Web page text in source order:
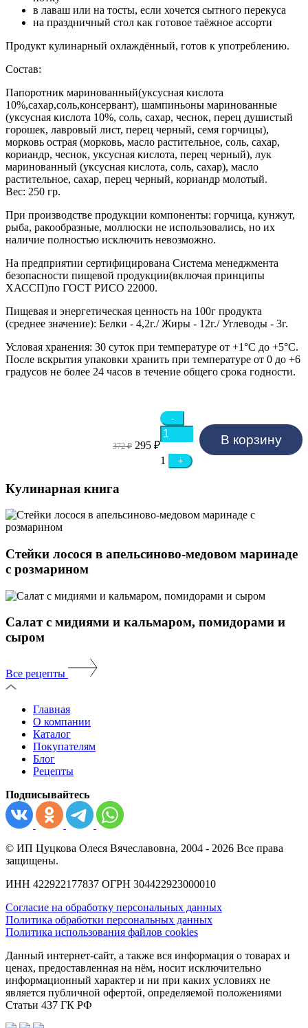
в лаваш или на тосты, если хочется сытного перекуса
на праздничный стол как готовое таёжное ассорти
Продукт кулинарный охлаждённый, готов к употреблению.
Состав:
Папоротник маринованный(уксусная кислота
10%,сахар,соль,консервант), шампиньоны маринованные
(уксусная кислота 10%, соль, сахар, чеснок, перец душистый
горошек, лавровый лист, перец черный, семя горчицы),
морковь острая (морковь, масло растительное, соль, сахар,
кориандр, чеснок, уксусная кислота, перец черный), лук
маринованный (уксусная кислота, соль, сахар), масло
растительное, сахар, перец черный, кориандр молотый.
Вес: 250 гр.
При производстве продукции компоненты: горчица, кунжут,
рыба, ракообразные, моллюски не использовались, но их
наличие полностью исключить невозможно.
На предприятии сертифицирована Система менеджмента
безопасности пищевой продукции(включая принципы
ХАССП)по ГОСТ РИСО 22000.
Пищевая и энергетическая ценность на 100г продукта
(среднее значение): Белки - 4,2г./ Жиры - 12г./ Углеводы - 3г.
Условая хранения: 30 суток при температуре от +1°C до +5°C.
После вскрытия упаковки хранить при температуре от 0 до +6
градусов не более 24 часов в течение общего срока годности.
372₽ Первоначальная
составляла
295 ₽Текущая
цена:
295 ₽.
Quantity
-
1 +
В корзину
Кулинарная книга
Стейки лосося в апельсиново-медовом маринаде
с розмарином
Салат с мидиями и кальмаром, помидорами и
сыром
Все рецепты
Главная
О компании
Каталог
Покупателям
Блог
Рецепты
Подписывайтесь
© ИП Цуцкова Олеся Вячеславовна, 2004 - 2026 Все права
защищены.
ИНН 422922177837 ОГРН 304422923000010
Согласие на обработку персональных данных
Политика обработки персональных данных
Политика использования файлов cookies
Данный интернет-сайт, а также вся информация о товарах и
ценах, предоставленная на нём, носит исключительно
информационный характер и ни при каких условиях не
является публичной офертой, определяемой положениями
Статьи 437 ГК РФ